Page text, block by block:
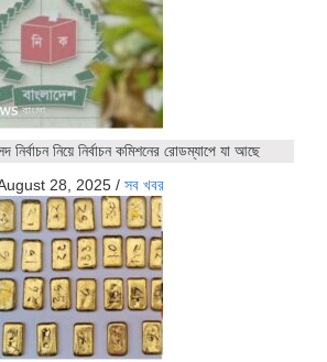
নিয়ে নির্বাচন কমিশনের রোডম্যাপে যা আছে
28, 2025 / সব খবর